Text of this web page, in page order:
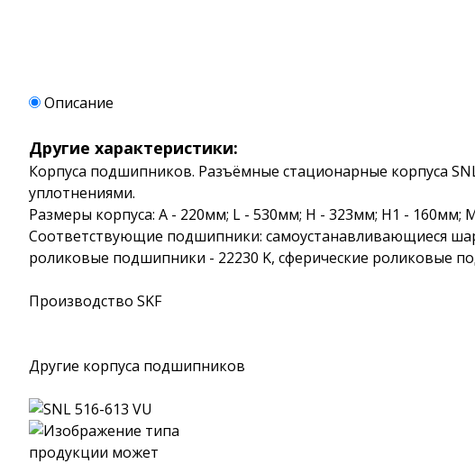
Описание
Другие характеристики:
Корпуса подшипников. Разъёмные стационарные корпуса
уплотнениями.
Размеры корпуса: A - 220мм; L - 530мм; H - 323мм; H1 - 160мм;
Соответствующие подшипники: самоустанавливающиеся
роликовые подшипники - 22230 K, сферические роликовые
Производство SKF
Другие корпуса подшипников